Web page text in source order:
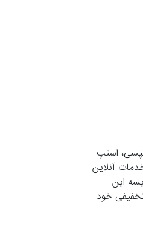
اسنپ
آنلاین
این
خود